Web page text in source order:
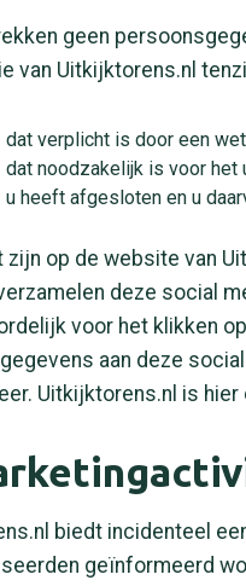
geen
van Uitkijktorens.nl
dat verplicht is door een
dat noodzakelijk is voor het
u heeft afgesloten en u
zijn op de website van
deze social
voor het klikken
aan deze
Uitkijktorens.nl is hier
biedt incidenteel
geïnformeerd